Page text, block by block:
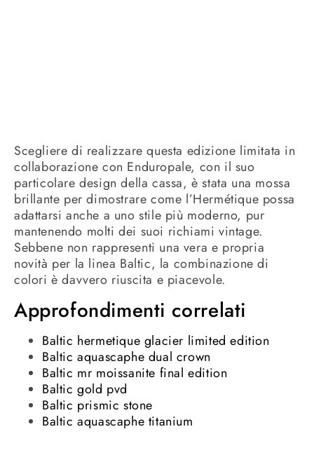
Scegliere di realizzare questa edizione limitata in
collaborazione con Enduropale, con il suo
particolare design della cassa, è stata una mossa
brillante per dimostrare come l’Hermétique possa
adattarsi anche a uno stile più moderno, pur
mantenendo molti dei suoi richiami vintage.
Sebbene non rappresenti una vera e propria
novità per la linea Baltic, la combinazione di
colori è davvero riuscita e piacevole.
Approfondimenti correlati
Baltic hermetique glacier limited edition
Baltic aquascaphe dual crown
Baltic mr moissanite final edition
Baltic gold pvd
Baltic prismic stone
Baltic aquascaphe titanium